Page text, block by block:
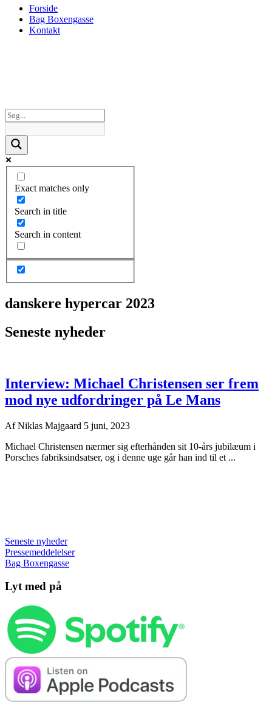
Forside
Bag Boxengasse
Kontakt
Exact matches only
Search in title
Search in content
danskere hypercar 2023
Seneste nyheder
Interview: Michael Christensen ser frem
mod nye udfordringer på Le Mans
AfNiklas Majgaard 5 juni, 2023
Michael Christensen nærmer sig efterhånden sit 10-års jubilæum i
Porsches fabriksindsatser, og i denne uge går han ind til et ...
Seneste nyheder
Pressemeddelelser
Bag Boxengasse
Lyt med på